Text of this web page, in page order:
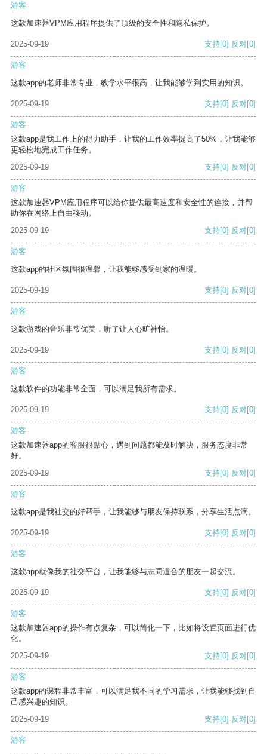
游客
这款加速器VPM应用程序提供了顶级的安全性和隐私保护。
2025-09-19 支持[0] 反对[0]
游客
这款app的老师非常专业，教学水平很高，让我能够学到实用的知识。
2025-09-19 支持[0] 反对[0]
游客
这款app是我工作上的得力助手，让我的工作效率提高了50%，让我能够
更轻松地完成工作任务。
2025-09-19
支持[0] 反对[0]
游客
这款加速器VPM应用程序可以给你提供最高速度和安全性的连接，并帮
助你在网络上自由移动。
2025-09-19
支持[0] 反对[0]
游客
这款app的社区氛围很温馨，让我能够感受到家的温暖。
2025-09-19 支持[0] 反对[0]
游客
这款游戏的音乐非常优美，听了让人心旷神怡。
2025-09-19 支持[0] 反对[0]
游客
这款软件的功能非常全面，可以满足我所有需求。
2025-09-19 支持[0] 反对[0]
游客
这款加速器app的客服很贴心，遇到问题都能及时解决，服务态度非常
好。
2025-09-19
支持[0] 反对[0]
游客
这款app是我社交的好帮手，让我能够与朋友保持联系，分享生活点滴。
2025-09-19 支持[0] 反对[0]
游客
这款app就像我的社交平台，让我能够与志同道合的朋友一起交流。
2025-09-19 支持[0] 反对[0]
游客
这款加速器app的操作有点复杂，可以简化一下，比如将设置页面进行优
化。
2025-09-19
支持[0] 反对[0]
游客
这款app的课程非常丰富，可以满足我不同的学习需求，让我能够找到自
己感兴趣的知识。
2025-09-19
支持[0] 反对[0]
游客